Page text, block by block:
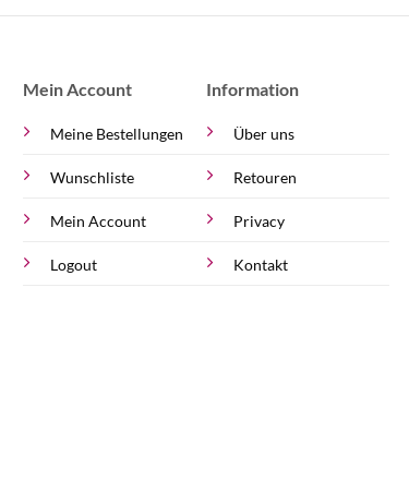
Mein Account
Meine Bestellungen
Wunschliste
Mein Account
Logout
Information
Über uns
Retouren
Privacy
Kontakt